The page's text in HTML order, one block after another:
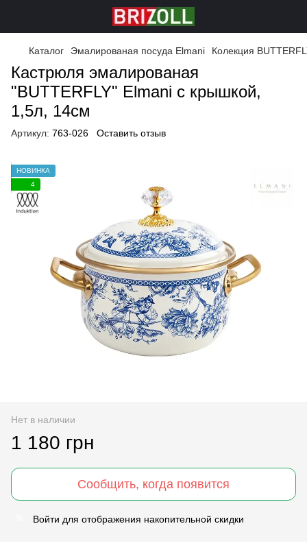
Каталог Эмалированая посуда Elmani Колекция
Кастрюля эмалированая
"BUTTERFLY" Elmani с крышкой,
1,5л, 14см
Артикул: 763-026 Оставить отзыв
НОВИНКА
4
Нет в наличии
1 180 грн
Сообщить, когда появится
Войти для отображения накопительной скидки